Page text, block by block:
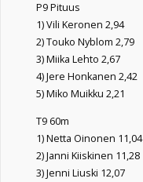
P9 Pituus
1) Vili Keronen 2,94
2) Touko Nyblom 2,79
3) Miika Lehto 2,67
4) Jere Honkanen 2,42
5) Miko Muikku 2,21
T9 60m
1) Netta Oinonen 11,04
2) Janni Kiiskinen 11,28
3) Jenni Liuski 12,07